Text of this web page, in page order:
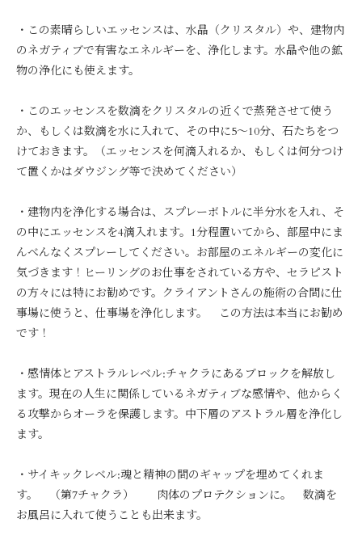
・この素晴らしいエッセンスは、水晶（クリスタル）や、建物内
のネガティブで有害なエネルギーを、浄化します。水晶や他の鉱
物の浄化にも使えます。
・このエッセンスを数滴をクリスタルの近くで蒸発させて使う
か、もしくは数滴を水に入れて、その中に5～10分、石たちをつ
けておきます。（エッセンスを何滴入れるか、もしくは何分つけ
て置くかはダウジング等で決めてください）
・建物内を浄化する場合は、スプレーボトルに半分水を入れ、そ
の中にエッセンスを4滴入れます。1分程置いてから、部屋中にま
んべんなくスプレーしてください。お部屋のエネルギーの変化に
気づきます！ヒーリングのお仕事をされている方や、セラピスト
の方々には特にお勧めです。クライアントさんの施術の合間に仕
事場に使うと、仕事場を浄化します。 この方法は本当にお勧め
です！
・感情体とアストラルレベル:チャクラにあるブロックを解放し
ます。現在の人生に関係しているネガティブな感情や、他からく
る攻撃からオーラを保護します。中下層のアストラル層を浄化し
ます。
・サイキックレベル:魂と精神の間のギャップを埋めてくれま
す。 （第7チャクラ） 肉体のプロテクションに。 数滴を
お風呂に入れて使うことも出来ます。